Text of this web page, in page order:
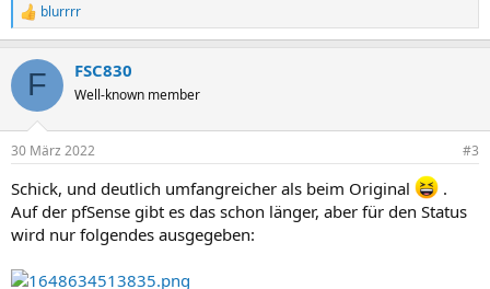
R
e
k
i
e
:
blurrrr
F FSC830
Well-known member
30 März 2022 #3
Schick, und deutlich umfangreicher als beim Original
.
Auf der pfSense gibt es das schon länger, aber für den Status
wird nur folgendes ausgegeben: